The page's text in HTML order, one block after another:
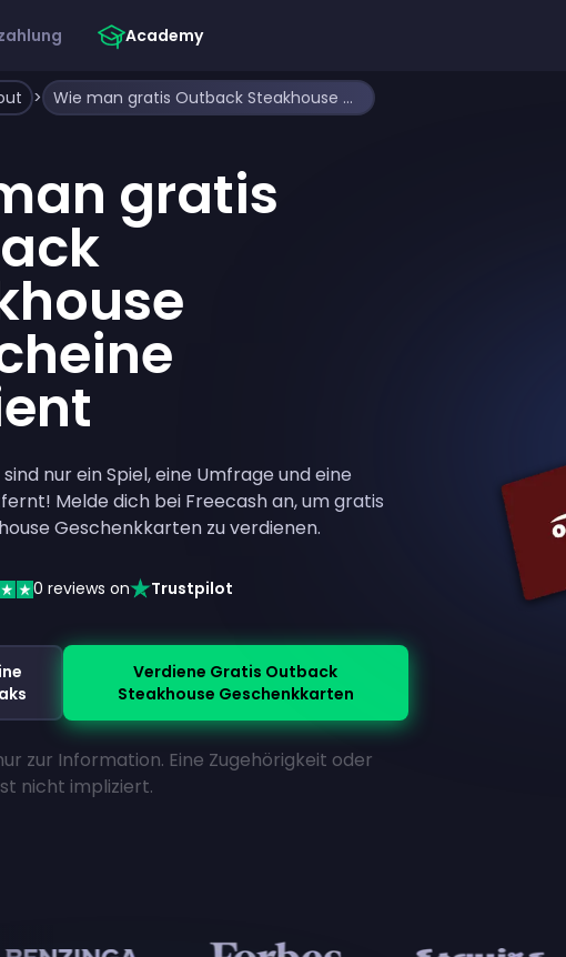
Academy
> Wie man gratis Outback Steakhouse Gutscheine verdient
gratis
nur ein Spiel, eine Umfrage und eine
Melde dich bei Freecash an, um gratis
Geschenkkarten zu verdienen.
0 reviews on Trustpilot
Verdiene Gratis Outback
Steakhouse Geschenkkarten
zur Information. Eine Zugehörigkeit oder
nicht impliziert.